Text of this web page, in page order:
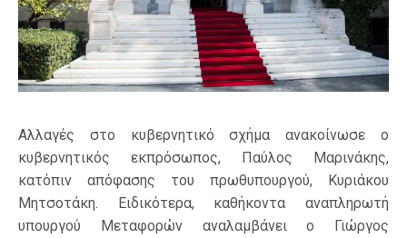
Αλλαγές στο κυβερνητικό σχήμα ανακοίνωσε ο
κυβερνητικός εκπρόσωπος, Παύλος Μαρινάκης,
κατόπιν απόφασης του πρωθυπουργού, Κυριάκου
Μητσοτάκη. Ειδικότερα, καθήκοντα αναπληρωτή
υπουργού Μεταφορών αναλαμβάνει ο Γιώργος